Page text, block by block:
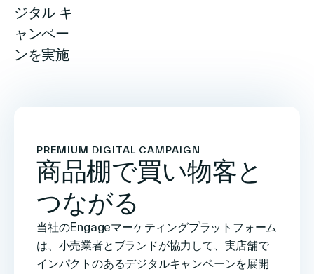
ジタル キ
ャンペー
ンを実施
PREMIUM DIGITAL CAMPAIGN
商品棚で買い物客と
つながる
当社のEngageマーケティングプラットフォーム
は、小売業者とブランドが協力して、実店舗で
インパクトのあるデジタルキャンペーンを展開